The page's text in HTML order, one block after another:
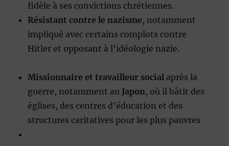
fidèle à ses convictions chrétiennes.
Résistant contre le nazisme, notamment
impliqué avec certains complots contre
Hitler et opposant à l’idéologie nazie.
Missionnaire et travailleur social après la
guerre, notamment au Japon, où il bâtit des
églises, des centres d’éducation et des
structures caritatives pour les plus pauvres